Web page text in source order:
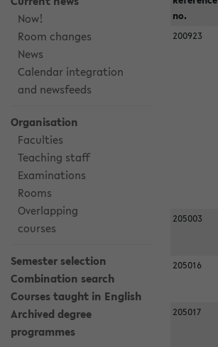
Now!
Room changes
News
Calendar integration
and newsfeeds
Organisation
Faculties
Teaching staff
Examinations
Rooms
Overlapping
courses
Semester selection
Combination search
Courses taught in English
Archived degree
programmes
no.
200923
205003
205016
205017